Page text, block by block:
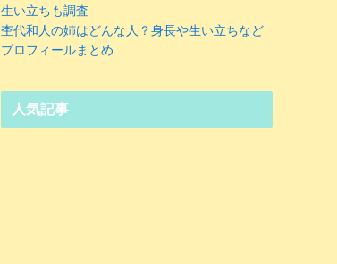
生い立ちも調査
杢代和人の姉はどんな人？身長や生い立ちなど
プロフィールまとめ
人気記事